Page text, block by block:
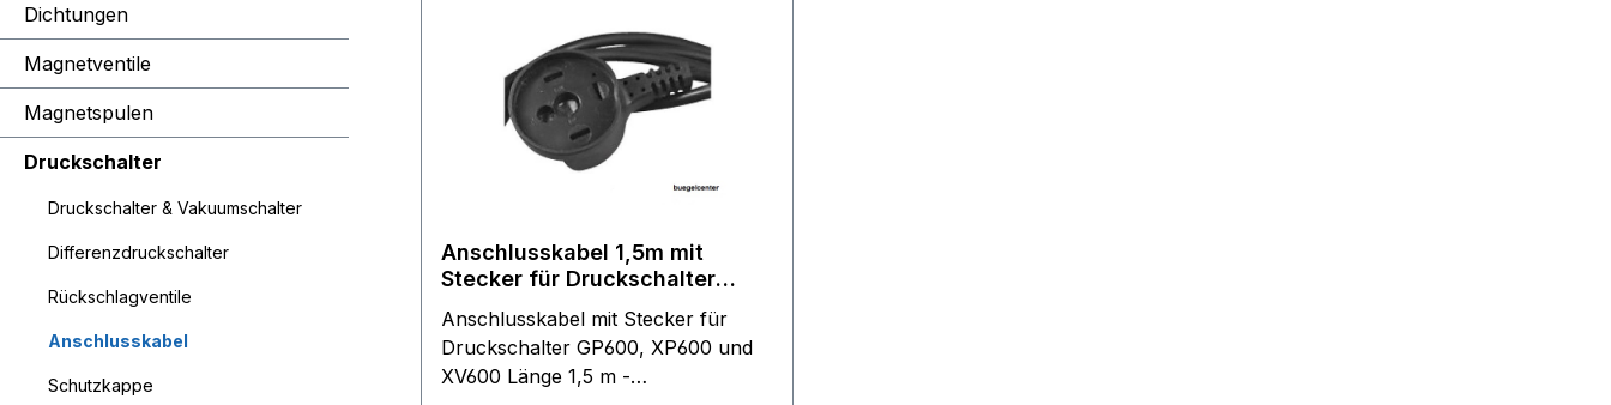
Dichtungen
Magnetventile
Magnetspulen
Druckschalter
Druckschalter & Vakuumschalter
Differenzdruckschalter
Rückschlagventile
Anschlusskabel
Schutzkappe
Anschlusskabel 1,5m mit
Stecker für Druckschalter
Anschlusskabel mit Stecker für
Druckschalter GP600, XP600 und
XV600 Länge 1,5 m -